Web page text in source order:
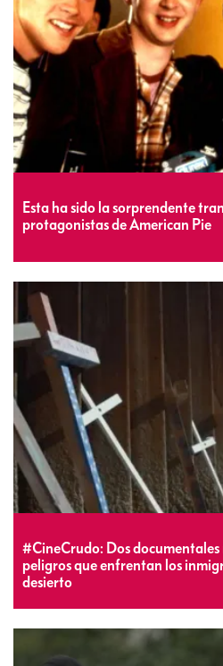
Esta ha sido la sorprendente
protagonistas de American Pie
#CineCrudo: Dos
peligros que enfrentan los
desierto